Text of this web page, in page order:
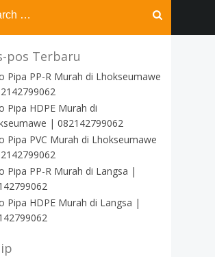
pos Terbaru
Pipa PP-R Murah di Lhokseumawe
Pipa HDPE Murah di
| 082142799062
Pipa PVC Murah di Lhokseumawe
Pipa PP-R Murah di Langsa |
Pipa HDPE Murah di Langsa |